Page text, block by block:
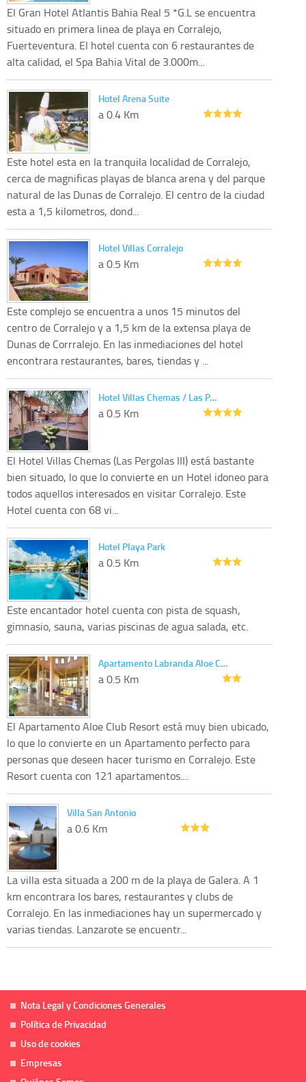
El Gran Hotel Atlantis Bahia Real 5 *G.L se encuentra
situado en primera linea de playa en Corralejo,
Fuerteventura. El hotel cuenta con 6 restaurantes de
alta calidad, el Spa Bahia Vital de 3.000m...
Hotel Arena Suite
a 0.4 Km
Este hotel esta en la tranquila localidad de Corralejo,
cerca de magnificas playas de blanca arena y del parque
natural de las Dunas de Corralejo. El centro de la ciudad
esta a 1,5 kilometros, dond...
Hotel Villas Corralejo
a 0.5 Km
Este complejo se encuentra a unos 15 minutos del
centro de Corralejo y a 1,5 km de la extensa playa de
Dunas de Corrralejo. En las inmediaciones del hotel
encontrara restaurantes, bares, tiendas y ...
Hotel Villas Chemas / Las P…
a 0.5 Km
El Hotel Villas Chemas (Las Pergolas III) está bastante
bien situado, lo que lo convierte en un Hotel idoneo para
todos aquellos interesados en visitar Corralejo. Este
Hotel cuenta con 68 vi...
Hotel Playa Park
a 0.5 Km
Este encantador hotel cuenta con pista de squash,
gimnasio, sauna, varias piscinas de agua salada, etc.
Apartamento Labranda Aloe C…
a 0.5 Km
El Apartamento Aloe Club Resort está muy bien ubicado,
lo que lo convierte en un Apartamento perfecto para
personas que deseen hacer turismo en Corralejo. Este
Resort cuenta con 121 apartamentos....
Villa San Antonio
a 0.6 Km
La villa esta situada a 200 m de la playa de Galera. A 1
km encontrara los bares, restaurantes y clubs de
Corralejo. En las inmediaciones hay un supermercado y
varias tiendas. Lanzarote se encuentr...
Nota Legal y Condiciones Generales
Política de Privacidad
Uso de cookies
Empresas